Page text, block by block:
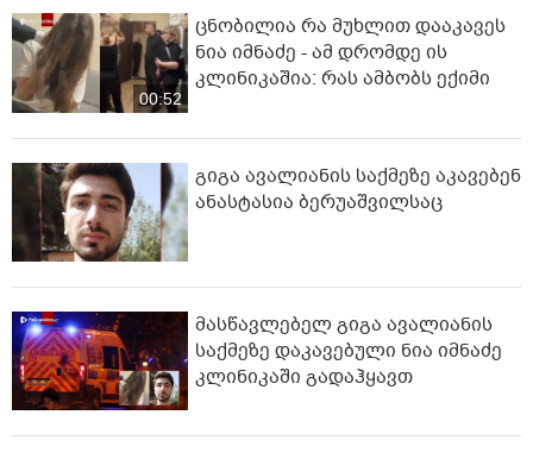
00:52
ცნობილია რა მუხლით დააკავეს
ნია იმნაძე - ამ დრომდე ის
კლინიკაშია: რას ამბობს ექიმი
გიგა ავალიანის საქმეზე აკავებენ
ანასტასია ბერუაშვილსაც
მასწავლებელ გიგა ავალიანის
საქმეზე დაკავებული ნია იმნაძე
კლინიკაში გადაჰყავთ